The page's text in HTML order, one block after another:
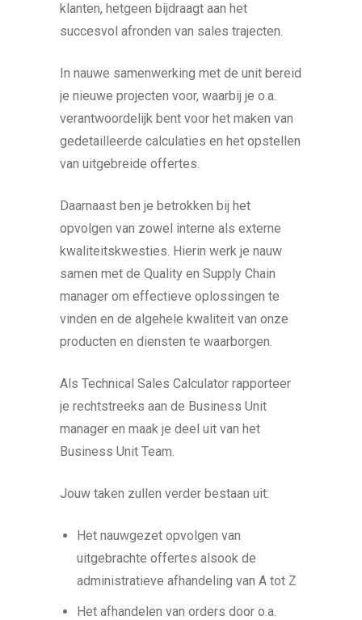
klanten, hetgeen bijdraagt aan het
succesvol afronden van sales trajecten.
In nauwe samenwerking met de unit bereid
je nieuwe projecten voor, waarbij je o.a.
verantwoordelijk bent voor het maken van
gedetailleerde calculaties en het opstellen
van uitgebreide offertes.
Daarnaast ben je betrokken bij het
opvolgen van zowel interne als externe
kwaliteitskwesties. Hierin werk je nauw
samen met de Quality en Supply Chain
manager om effectieve oplossingen te
vinden en de algehele kwaliteit van onze
producten en diensten te waarborgen.
Als Technical Sales Calculator rapporteer
je rechtstreeks aan de Business Unit
manager en maak je deel uit van het
Business Unit Team.
Jouw taken zullen verder bestaan uit:
Het nauwgezet opvolgen van
uitgebrachte offertes alsook de
administratieve afhandeling van A tot Z
Het afhandelen van orders door o.a.